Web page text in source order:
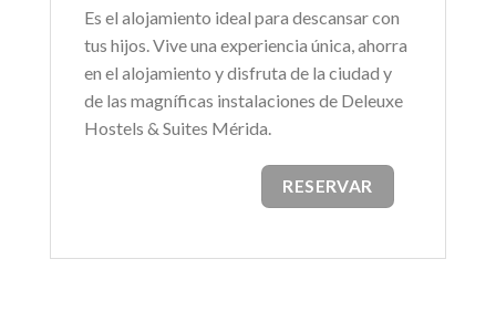
Es el alojamiento ideal para descansar con
tus hijos. Vive una experiencia única, ahorra
en el alojamiento y disfruta de la ciudad y
de las magníficas instalaciones de Deleuxe
Hostels & Suites Mérida.
RESERVAR